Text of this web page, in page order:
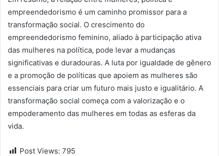
empreendedorismo é um caminho promissor para a
transformação social. O crescimento do
empreendedorismo feminino, aliado à participação ativa
das mulheres na política, pode levar a mudanças
significativas e duradouras. A luta por igualdade de gênero
e a promoção de políticas que apoiem as mulheres são
essenciais para criar um futuro mais justo e igualitário. A
transformação social começa com a valorização e o
empoderamento das mulheres em todas as esferas da
vida.
Post Views: 795